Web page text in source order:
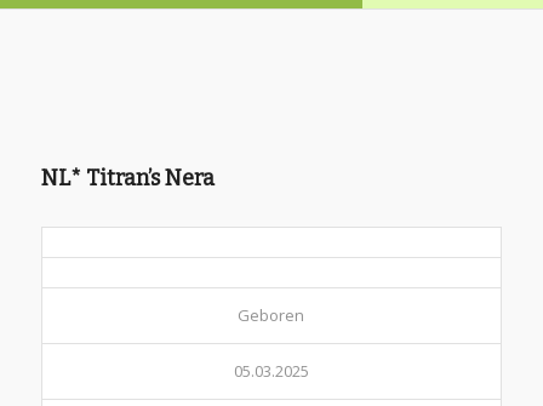
NL* Titran’s Nera
Geboren
05.03.2025